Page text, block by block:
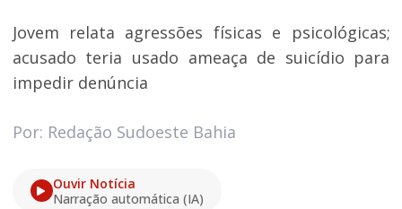
Jovem relata agressões físicas e psicológicas;
acusado teria usado ameaça de suicídio para
impedir denúncia
Por: Redação Sudoeste Bahia
Ouvir Notícia
Narração automática (IA)